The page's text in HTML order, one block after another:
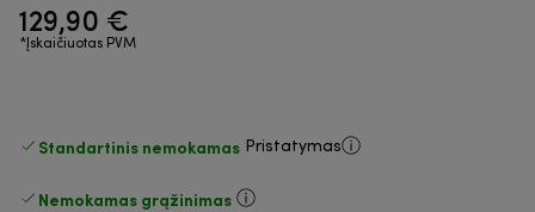
129,90 €
*Įskaičiuotas PVM
Standartinis nemokamas Pristatymas
Nemokamas grąžinimas